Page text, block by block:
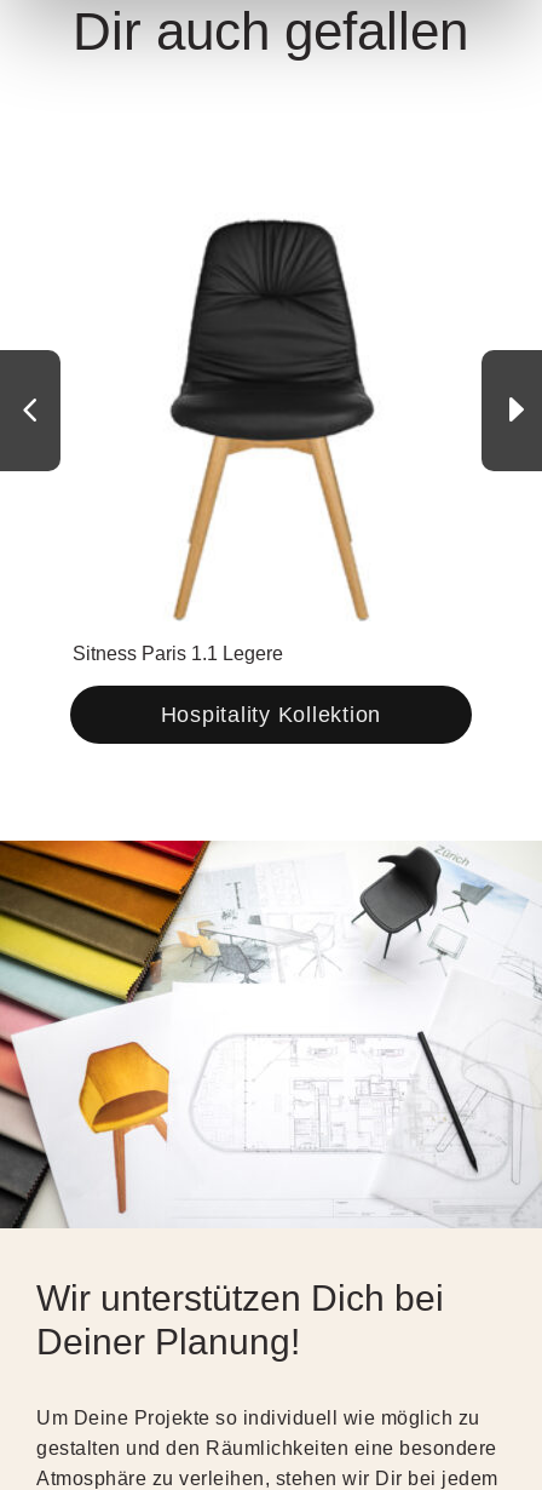
Dir auch gefallen
Sitness Paris 1.1 Legere
Hospitality Kollektion
Wir unterstützen Dich bei
Deiner Planung!
Um Deine Projekte so individuell wie möglich zu
gestalten und den Räumlichkeiten eine besondere
Atmosphäre zu verleihen, stehen wir Dir bei jedem